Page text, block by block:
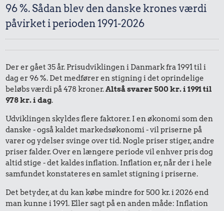
96 %. Sådan blev den danske krones værdi
påvirket i perioden 1991-2026
Der er gået 35 år. Prisudviklingen i Danmark fra 1991 til i
dag er 96 %. Det medfører en stigning i det oprindelige
beløbs værdi på 478 kroner.Altså svarer 500 kr. i 1991 til
978 kr. i dag.
Udviklingen skyldes flere faktorer. I en økonomi som den
danske - også kaldet markedsøkonomi - vil priserne på
varer og ydelser svinge over tid. Nogle priser stiger, andre
priser falder. Over en længere periode vil enhver pris dog
altid stige - det kaldes inflation. Inflation er, når der i hele
samfundet konstateres en samlet stigning i priserne.
Det betyder, at du kan købe mindre for 500 kr. i 2026 end
man kunne i 1991. Eller sagt på en anden måde: Inflation